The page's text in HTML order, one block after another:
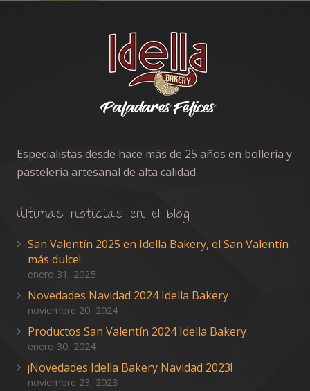
Especialistas desde hace más de 25 años en bollería y
pastelería artesanal de alta calidad.
Últimas noticias en el blog
San Valentín 2025 en Idella Bakery, el San Valentín
más dulce!
enero 31, 2025
Novedades Navidad 2024 Idella Bakery
noviembre 20, 2024
Productos San Valentín 2024 Idella Bakery
enero 30, 2024
¡Novedades Idella Bakery Navidad 2023!
noviembre 23, 2023